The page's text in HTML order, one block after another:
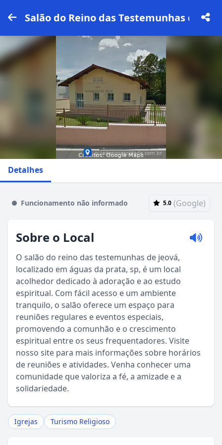
Salão do Reino das Testemunhas de
Detalhes
Funcionamento não informado 5.0 (Google)
Sobre o Local
O salão do reino das testemunhas de jeová,
localizado em águas da prata, sp, é um local
acolhedor dedicado à adoração e ao estudo
espiritual. Com fácil acesso e um ambiente
tranquilo, o salão oferece um espaço para
reuniões regulares e eventos especiais,
promovendo a comunhão e o crescimento
espiritual entre os seus frequentadores. Visite
nosso site para mais informações sobre horários
de reuniões e atividades. Venha conhecer uma
comunidade que valoriza a fé, a amizade e a
solidariedade.
Igrejas Turismo Religioso
Sou Turista em Águas da Prata
Sou Morador